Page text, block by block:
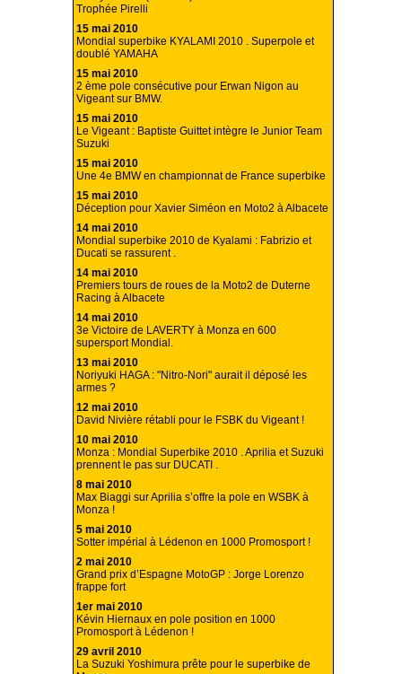
Trophée Pirelli
15 mai 2010
Mondial superbike KYALAMI 2010 . Superpole et
doublé YAMAHA
15 mai 2010
2 ème pole consécutive pour Erwan Nigon au
Vigeant sur BMW.
15 mai 2010
Le Vigeant : Baptiste Guittet intègre le Junior Team
Suzuki
15 mai 2010
Une 4e BMW en championnat de France superbike
15 mai 2010
Déception pour Xavier Siméon en Moto2 à Albacete
14 mai 2010
Mondial superbike 2010 de Kyalami : Fabrizio et
Ducati se rassurent .
14 mai 2010
Premiers tours de roues de la Moto2 de Duterne
Racing à Albacete
14 mai 2010
3e Victoire de LAVERTY à Monza en 600
supersport Mondial.
13 mai 2010
Noriyuki HAGA : "Nitro-Nori" aurait il déposé les
armes ?
12 mai 2010
David Nivière rétabli pour le FSBK du Vigeant !
10 mai 2010
Monza : Mondial Superbike 2010 . Aprilia et Suzuki
prennent le pas sur DUCATI .
8 mai 2010
Max Biaggi sur Aprilia s’offre la pole en WSBK à
Monza !
5 mai 2010
Sotter impérial à Lédenon en 1000 Promosport !
2 mai 2010
Grand prix d’Espagne MotoGP : Jorge Lorenzo
frappe fort
1er mai 2010
Kévin Hiernaux en pole position en 1000
Promosport à Lédenon !
29 avril 2010
La Suzuki Yoshimura prête pour le superbike de